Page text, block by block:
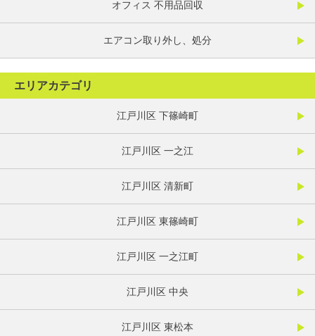
オフィス 不用品回収
エアコン取り外し、処分
エリアカテゴリ
江戸川区 下篠崎町
江戸川区 一之江
江戸川区 清新町
江戸川区 東篠崎町
江戸川区 一之江町
江戸川区 中央
江戸川区 東松本